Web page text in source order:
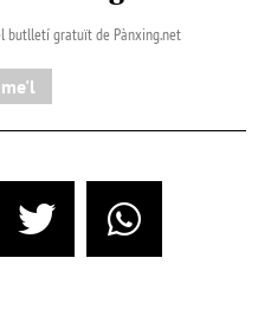
butlletí gratuït de Pànxing.net​